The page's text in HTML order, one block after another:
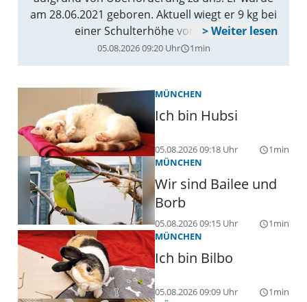
am 28.06.2021 geboren. Aktuell wiegt er 9 kg bei
einer Schulterhöhe von 40 cm.
05.08.2026 09:20 Uhrquery_builder1min
MÜNCHEN
Ich bin Hubsi
05.08.2026 09:18 Uhr query_builder1min
MÜNCHEN
Wir sind Bailee und
Borb
05.08.2026 09:15 Uhr query_builder1min
MÜNCHEN
Ich bin Bilbo
05.08.2026 09:09 Uhr query_builder1min